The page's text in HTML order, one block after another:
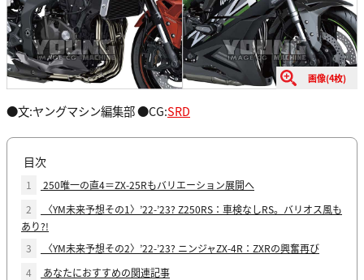
画像(4枚)
●文:ヤングマシン編集部 ●CG:SRD
目次
1
250唯一の直4＝ZX-25Rもバリエーション展開へ
2
〈YM未来予想その1〉’22-’23? Z250RS：車検なしRS。バリオス風も
あり?!
3
〈YM未来予想その2〉’22-’23? ニンジャZX-4R：ZXRの興奮再び
4
あなたにおすすめの関連記事